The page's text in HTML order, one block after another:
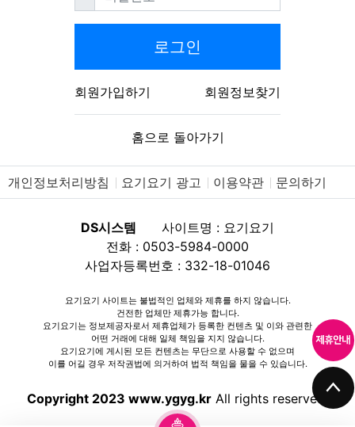
로그인
회원가입하기 회원정보찾기
홈으로 돌아가기
개인정보처리방침 요기요기 광고 이용약관 문의하기
DS시스템
사이트명 : 요기요기
전화 : 0503-5984-0000
사업자등록번호 : 332-18-01046
요기요기 사이트는 불법적인 업체와 제휴를 하지 않습니다.
건전한 업체만 제휴가능 합니다.
요기요기는 정보제공자로서 제휴업체가 등록한 컨텐츠 및 이와 관련한
어떤 거래에 대해 일체 책임을 지지 않습니다.
요기요기에 게시된 모든 컨텐츠는 무단으로 사용할 수 없으며
이를 어길 경우 저작권법에 의거하여 법적 책임을 물을 수 있습니다.
Copyright 2023 www.ygyg.kr All rights reserved.